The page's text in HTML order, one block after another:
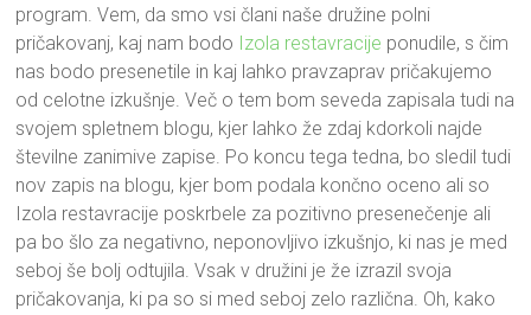
program. Vem, da smo vsi člani naše družine polni
pričakovanj, kaj nam bodo Izola restavracije ponudile, s čim
nas bodo presenetile in kaj lahko pravzaprav pričakujemo
od celotne izkušnje. Več o tem bom seveda zapisala tudi na
svojem spletnem blogu, kjer lahko že zdaj kdorkoli najde
številne zanimive zapise. Po koncu tega tedna, bo sledil tudi
nov zapis na blogu, kjer bom podala končno oceno ali so
Izola restavracije poskrbele za pozitivno presenečenje ali
pa bo šlo za negativno, neponovljivo izkušnjo, ki nas je med
seboj še bolj odtujila. Vsak v družini je že izrazil svoja
pričakovanja, ki pa so si med seboj zelo različna. Oh, kako